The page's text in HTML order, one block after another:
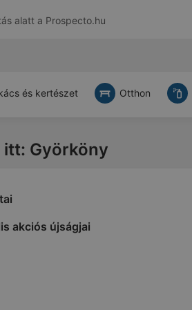
alatt a Prospecto.hu
és kertészet Otthon
Györköny
akciós újságjai